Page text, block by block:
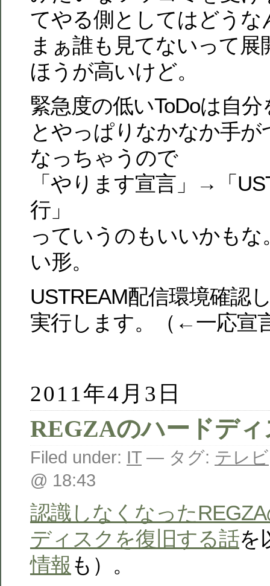
てやる側としてはどうな
まぁ誰も見てないって展
ほうが高いけど。
緊急度の低いToDoは自
とやっぱりなかなか手
なっちゃうので
「やります宣言」→「
行」
っていうのもいいかもな
い形。
USTREAM配信環境確認
実行します。（←一応宣
2011年4月3日
REGZAのハードデ
Filed under: IT — タグ: テレビ
@ 18:43
認識しなくなった
ディスクを復旧する話を
情報 も）。